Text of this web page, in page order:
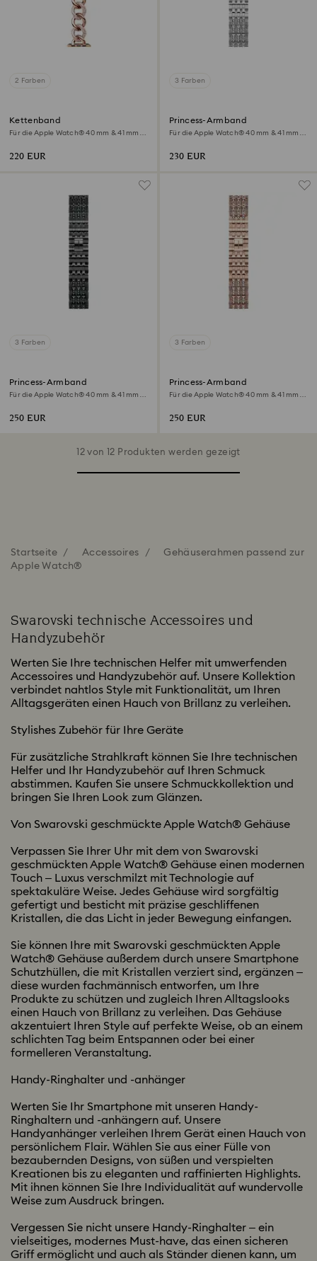
2 Farben
Kettenband
Für die Apple Watch® 40 mm & 41 mm,
220 EUR
3 Farben
Princess-Armband
Für die Apple Watch® 40 mm & 41 mm,
230 EUR
3 Farben
Princess-Armband
Für die Apple Watch® 40 mm & 41 mm,
250 EUR
3 Farben
Princess-Armband
Für die Apple Watch® 40 mm & 41 mm,
250 EUR
12 von 12 Produkten werden gezeigt
Startseite Accessoires
Gehäuserahmen passend zur
Apple Watch®
Swarovski technische Accessoires und
Handyzubehör
Werten Sie Ihre technischen Helfer mit umwerfenden
Accessoires und Handyzubehör auf. Unsere Kollektion
verbindet nahtlos Style mit Funktionalität, um Ihren
Alltagsgeräten einen Hauch von Brillanz zu verleihen.
Stylishes Zubehör für Ihre Geräte
Für zusätzliche Strahlkraft können Sie Ihre technischen
Helfer und Ihr Handyzubehör auf Ihren Schmuck
abstimmen. Kaufen Sie unsere Schmuckkollektion und
bringen Sie Ihren Look zum Glänzen.
Von Swarovski geschmückte Apple Watch® Gehäuse
Verpassen Sie Ihrer Uhr mit dem von Swarovski
geschmückten Apple Watch® Gehäuse einen modernen
Touch – Luxus verschmilzt mit Technologie auf
spektakuläre Weise. Jedes Gehäuse wird sorgfältig
gefertigt und besticht mit präzise geschliffenen
Kristallen, die das Licht in jeder Bewegung einfangen.
Sie können Ihre mit Swarovski geschmückten Apple
Watch® Gehäuse außerdem durch unsere Smartphone
Schutzhüllen, die mit Kristallen verziert sind, ergänzen –
diese wurden fachmännisch entworfen, um Ihre
Produkte zu schützen und zugleich Ihren Alltagslooks
einen Hauch von Brillanz zu verleihen. Das Gehäuse
akzentuiert Ihren Style auf perfekte Weise, ob an einem
schlichten Tag beim Entspannen oder bei einer
formelleren Veranstaltung.
Handy-Ringhalter und -anhänger
Werten Sie Ihr Smartphone mit unseren Handy-
Ringhaltern und -anhängern auf. Unsere
Handyanhänger verleihen Ihrem Gerät einen Hauch von
persönlichem Flair. Wählen Sie aus einer Fülle von
bezaubernden Designs, von süßen und verspielten
Kreationen bis zu eleganten und raffinierten Highlights.
Mit ihnen können Sie Ihre Individualität auf wundervolle
Weise zum Ausdruck bringen.
Vergessen Sie nicht unsere Handy-Ringhalter – ein
vielseitiges, modernes Must-have, das einen sicheren
Griff ermöglicht und auch als Ständer dienen kann, um